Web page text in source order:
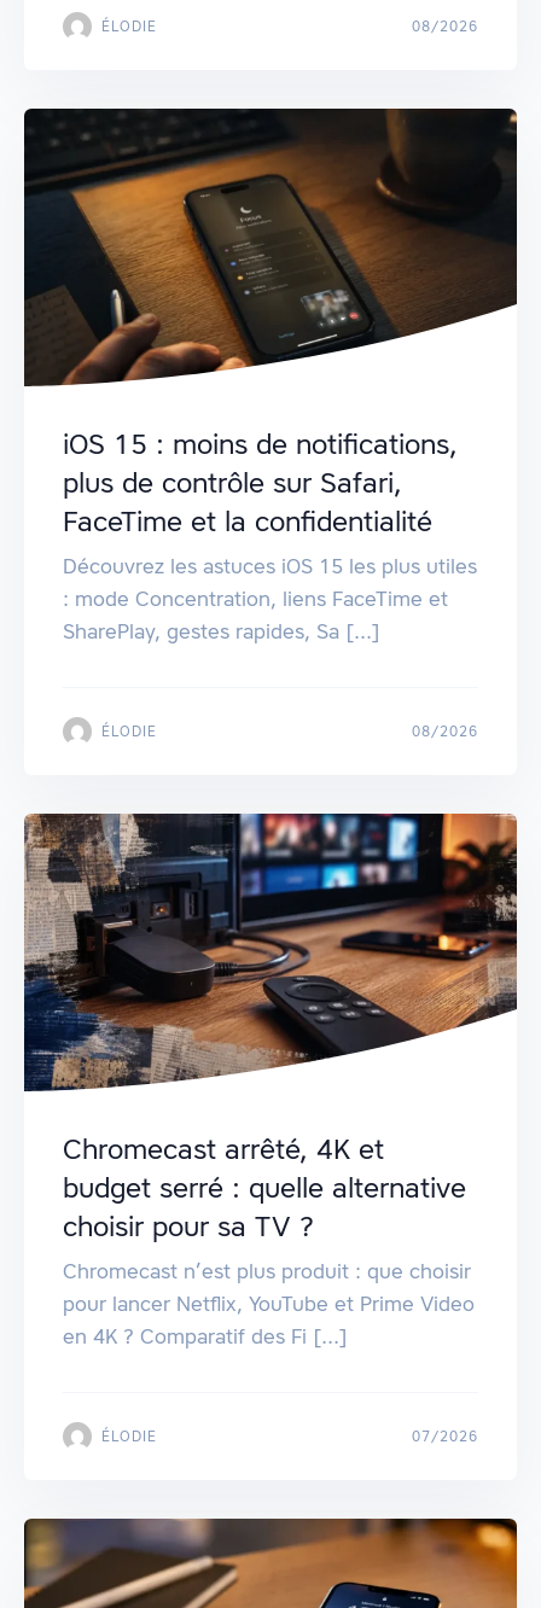
ÉLODIE 08/2026
iOS 15 : moins de notifications,
plus de contrôle sur Safari,
FaceTime et la confidentialité
Découvrez les astuces iOS 15 les plus utiles
: mode Concentration, liens FaceTime et
SharePlay, gestes rapides, Sa [...]
ÉLODIE 08/2026
Chromecast arrêté, 4K et
budget serré : quelle alternative
choisir pour sa TV ?
Chromecast n’est plus produit : que choisir
pour lancer Netflix, YouTube et Prime Video
en 4K ? Comparatif des Fi [...]
ÉLODIE 07/2026